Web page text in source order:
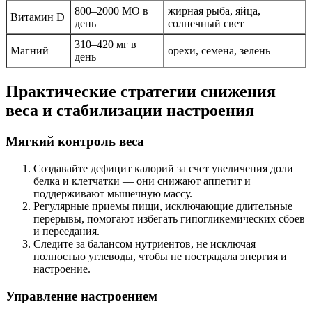
Витамин D
800–2000 МО в
день
жирная рыба, яйца,
солнечный свет
Магний
310–420 мг в
день
орехи, семена, зелень
Практические стратегии снижения
веса и стабилизации настроения
Мягкий контроль веса
Создавайте дефицит калорий за счет увеличения доли
белка и клетчатки — они снижают аппетит и
поддерживают мышечную массу.
Регулярные приемы пищи, исключающие длительные
перерывы, помогают избегать гипогликемических сбоев
и переедания.
Следите за балансом нутриентов, не исключая
полностью углеводы, чтобы не пострадала энергия и
настроение.
Управление настроением